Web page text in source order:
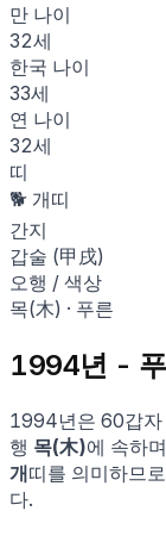
만 나이
32세
한국 나이
33세
연 나이
32세
띠
🐕 개띠
간지
갑술 (甲戌)
오행 / 색상
목(木) · 푸른
1994년 -
1994년은 60갑자
행 목(木)에 속하
개띠를 의미하므
다.